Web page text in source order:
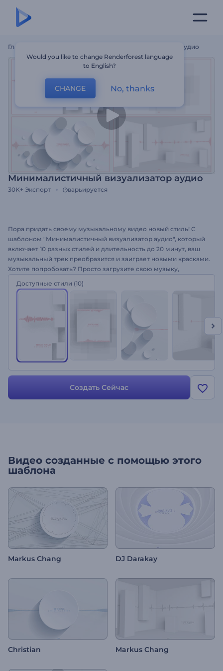
Главная Минималистичный Визуализатор Аудио
Минималистичный визуализатор аудио
30K+ Экспорт варьируется
Пора придать своему музыкальному видео новый стиль! С
шаблоном "Минималистичный визуализатор аудио", который
включает 10 разных стилей и длительность до 20 минут, ваш
музыкальный трек преобразится и заиграет новыми красками.
Хотите попробовать? Просто загрузите свою музыку,
проект. Этот шаблон прекрасно подойдёт для раскрутки на
YouTube, выпуска музыкального клипа, визуализацию музыки
и аудиореакцию, проектов для Vimeo, рекламы ТВ-шоу и
других музыкальных проектов.
Доступные стили (10)
Создать Сейчас
Видео созданные с помощью этого
шаблона
Markus Chang DJ Darakay
Christian Markus Chang
Would you like to change Renderforest language
to English?
CHANGE No, thanks